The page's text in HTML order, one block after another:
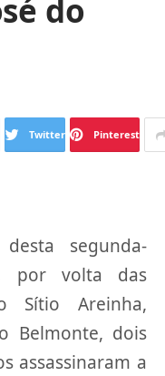
do
Twitter Pinterest
segunda-
por volta das
Sítio Areinha,
Belmonte, dois
assassinaram a